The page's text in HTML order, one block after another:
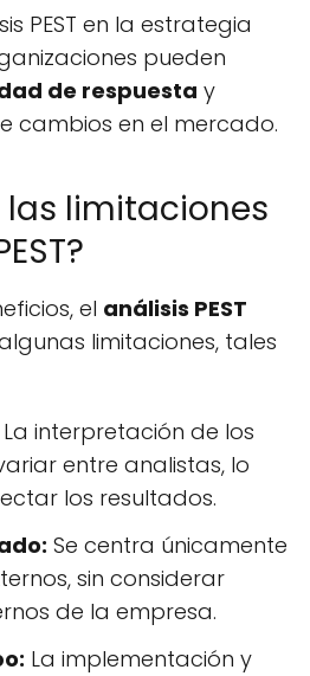
PEST en la estrategia
pueden
de respuesta y
cambios en el mercado.
las limitaciones
el análisis PEST
limitaciones, tales
La interpretación de los
entre analistas, lo
los resultados.
Se centra únicamente
sin considerar
de la empresa.
La implementación y